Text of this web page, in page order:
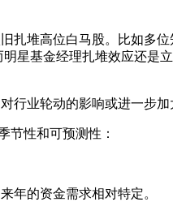
堆高位白马股。比如多
星基金经理扎堆效应还是
业轮动的影响或进一步加
性和可预测性：
的资金需求相对特定。